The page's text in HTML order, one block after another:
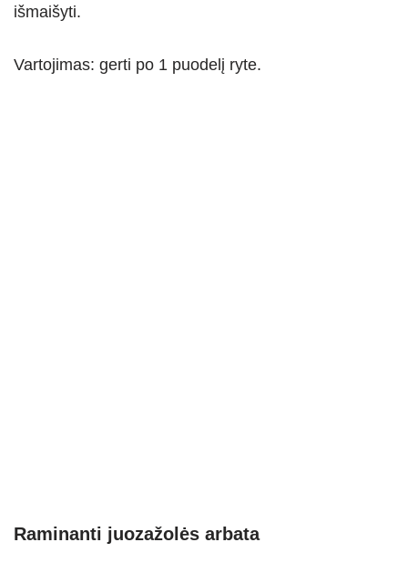
išmaišyti.
Vartojimas: gerti po 1 puodelį ryte.
Raminanti juozažolės arbata